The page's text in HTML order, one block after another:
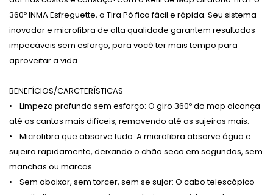
360º INMA Esfreguette, a Tira Pó fica fácil e rápida. Seu sistema
inovador e microfibra de alta qualidade garantem resultados
impecáveis sem esforço, para você ter mais tempo para
aproveitar a vida.
BENEFÍCIOS/CARCTERÍSTICAS
• Limpeza profunda sem esforço: O giro 360º do mop alcança
até os cantos mais difíceis, removendo até as sujeiras mais.
• Microfibra que absorve tudo: A microfibra absorve água e
sujeira rapidamente, deixando o chão seco em segundos, sem
manchas ou marcas.
• Sem abaixar, sem torcer, sem se sujar: O cabo telescópico